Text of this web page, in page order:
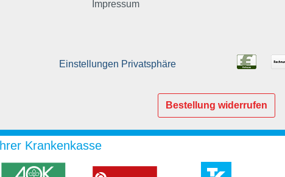
Impressum
Einstellungen Privatsphäre
Bestellung widerrufen
Krankenkasse